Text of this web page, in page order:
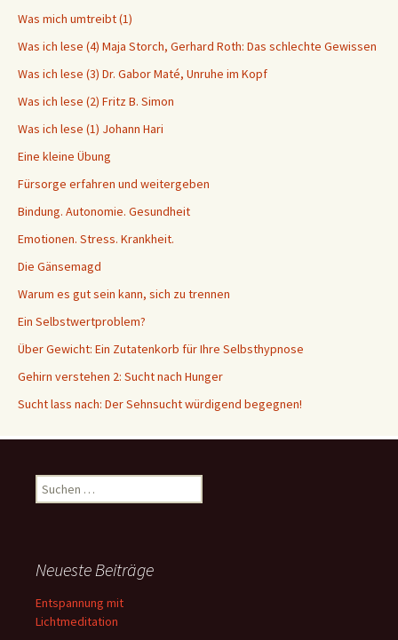
Was mich umtreibt (1)
Was ich lese (4) Maja Storch, Gerhard Roth: Das schlechte Gewissen
Was ich lese (3) Dr. Gabor Maté, Unruhe im Kopf
Was ich lese (2) Fritz B. Simon
Was ich lese (1) Johann Hari
Eine kleine Übung
Fürsorge erfahren und weitergeben
Bindung. Autonomie. Gesundheit
Emotionen. Stress. Krankheit.
Die Gänsemagd
Warum es gut sein kann, sich zu trennen
Ein Selbstwertproblem?
Über Gewicht: Ein Zutatenkorb für Ihre Selbsthypnose
Gehirn verstehen 2: Sucht nach Hunger
Sucht lass nach: Der Sehnsucht würdigend begegnen!
Suche
nach:
Neueste Beiträge
Entspannung mit
Lichtmeditation